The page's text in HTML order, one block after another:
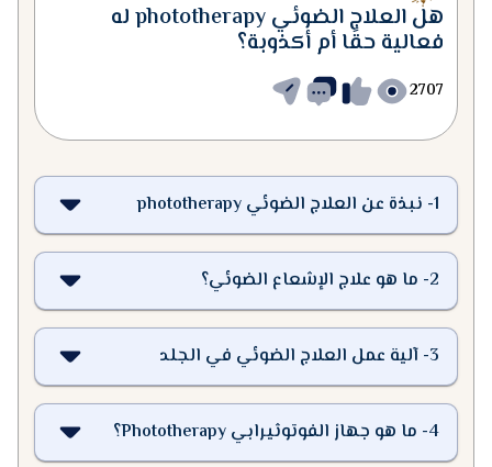
هل العلاج الضوئي phototherapy له
فعالية حقًا أم أكذوبة؟
2707
1
- نبذة عن العلاج الضوئي phototherapy
2
- ما هو علاج الإشعاع الضوئي؟
3
- آلية عمل العلاج الضوئي في الجلد
4
- ما هو جهاز الفوتوثيرابي Phototherapy؟